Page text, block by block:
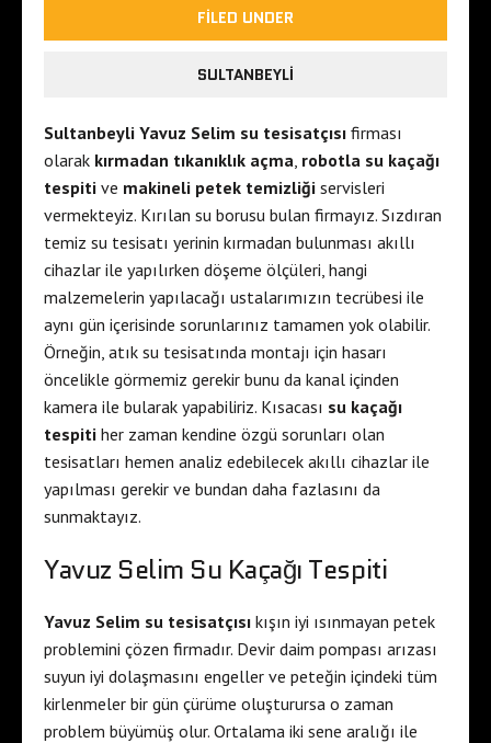
FILED UNDER
SULTANBEYLI
Sultanbeyli Yavuz Selim su tesisatçısı firması
olarak kırmadan tıkanıklık açma robotla su kaçağı
tespiti ve makineli petek temizliği servisleri
vermekteyiz. Kırılan su borusu bulan firmayız. Sızdıran
temiz su tesisatı yerinin kırmadan bulunması akıllı
cihazlar ile yapılırken döşeme ölçüleri, hangi
malzemelerin yapılacağı ustalarımızın tecrübesi ile
aynı gün içerisinde sorunlarınız tamamen yok olabilir.
Örneğin, atık su tesisatında montajı için hasarı
öncelikle görmemiz gerekir bunu da kanal içinden
kamera ile bularak yapabiliriz. Kısacası su kaçağı
tespiti her zaman kendine özgü sorunları olan
tesisatları hemen analiz edebilecek akıllı cihazlar ile
yapılması gerekir ve bundan daha fazlasını da
sunmaktayız.
Yavuz Selim Su Kaçağı Tespiti
Yavuz Selim su tesisatçısı kışın iyi ısınmayan petek
problemini çözen firmadır. Devir daim pompası arızası
suyun iyi dolaşmasını engeller ve peteğin içindeki tüm
kirlenmeler bir gün çürüme oluşturursa o zaman
problem büyümüş olur. Ortalama iki sene aralığı ile